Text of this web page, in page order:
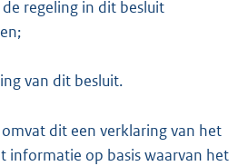
regeling in dit besluit
van dit besluit.
dit een verklaring van het
informatie op basis waarvan het